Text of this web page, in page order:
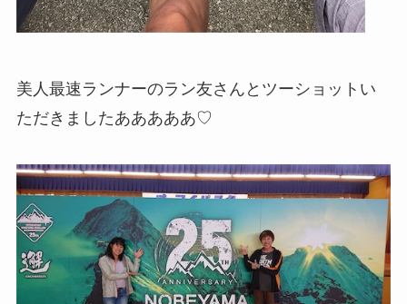
美人最速ランナーのラン友さんとツーショットい
ただきましたあああああ♡